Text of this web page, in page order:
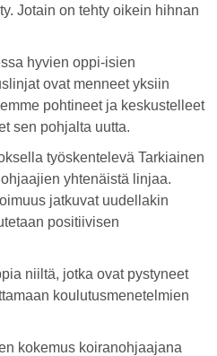
Jotain on tehty oikein hihnan
hyvien oppi-isien
ovat menneet yksiin
pohtineet ja keskustelleet
sen pohjalta uutta.
työskentelevä Tarkiainen
yhtenäistä linjaa.
jatkuvat uudellakin
positiivisen
niiltä, jotka ovat pystyneet
koulutusmenetelmien
kokemus koiranohjaajana